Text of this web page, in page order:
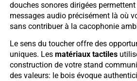
douches sonores dirigées
messages audio précisément là où
sans contribuer à la cacophonie
Le sens du toucher offre des
uniques. Les matériaux tactiles
construction de votre stand
des valeurs: le bois évoque